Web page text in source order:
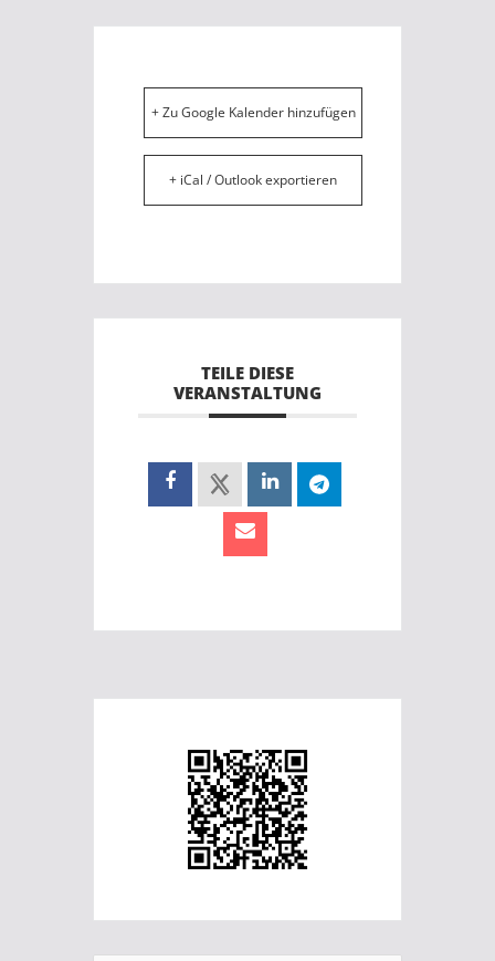
+ Zu Google Kalender hinzufügen
+ iCal / Outlook exportieren
TEILE DIESE
VERANSTALTUNG